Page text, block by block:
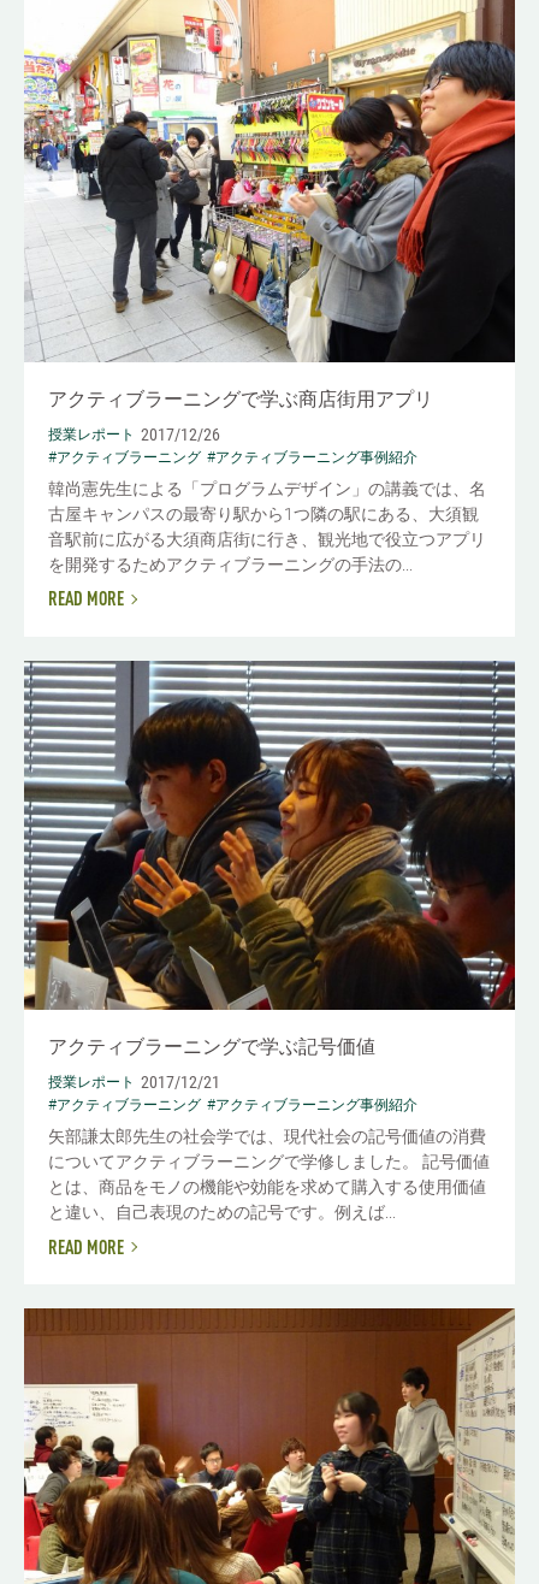
アクティブラーニングで学ぶ商店街用アプリ
授業レポート 2017/12/26
#アクティブラーニング #アクティブラーニング事例紹介
韓尚憲先生による「プログラムデザイン」の講義では、名
古屋キャンパスの最寄り駅から1つ隣の駅にある、大須観
音駅前に広がる大須商店街に行き、観光地で役立つアプリ
を開発するためアクティブラーニングの手法の...
READ MORE
アクティブラーニングで学ぶ記号価値
授業レポート 2017/12/21
#アクティブラーニング #アクティブラーニング事例紹介
矢部謙太郎先生の社会学では、現代社会の記号価値の消費
についてアクティブラーニングで学修しました。 記号価値
とは、商品をモノの機能や効能を求めて購入する使用価値
と違い、自己表現のための記号です。例えば...
READ MORE